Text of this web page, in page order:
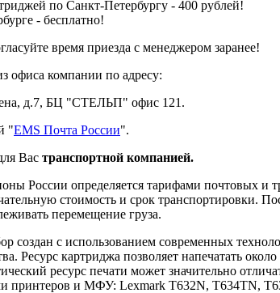
по Санкт-Петербургу - 400 рублей!
- бесплатно!
время приезда с менеджером заранее!
офиса компании по адресу:
д.7, БЦ "СТЕЛЬП" офис 121.
"EMS Почта России".
Вас транспортной компанией.
России определяется тарифами почтовых и
стоимость и срок транспортировки.
перемещение груза.
создан с использованием современных
Ресурс картриджа позволяет напечатать
ресурс печати может значительно
принтеров и МФУ: Lexmark T632N, T634TN,